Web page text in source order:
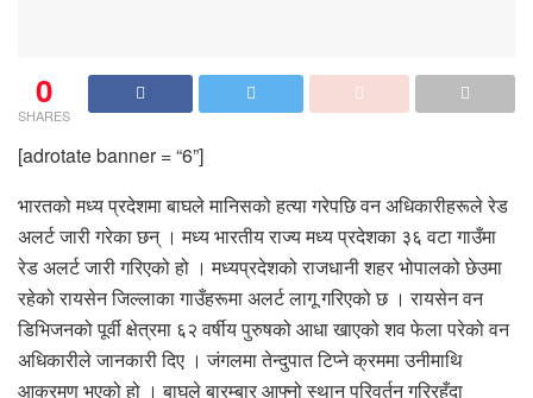
0
SHARES
[adrotate banner = “6”]
भारतको मध्य प्रदेशमा बाघले मानिसको हत्या गरेपछि वन अधिकारीहरूले रेड
अलर्ट जारी गरेका छन् । मध्य भारतीय राज्य मध्य प्रदेशका ३६ वटा गाउँमा
रेड अलर्ट जारी गरिएको हो । मध्यप्रदेशको राजधानी शहर भोपालको छेउमा
रहेको रायसेन जिल्लाका गाउँहरूमा अलर्ट लागू गरिएको छ । रायसेन वन
डिभिजनको पूर्वी क्षेत्रमा ६२ वर्षीय पुरुषको आधा खाएको शव फेला परेको वन
अधिकारीले जानकारी दिए । जंगलमा तेन्दुपात टिप्ने क्रममा उनीमाथि
आक्रमण भएको हो । बाघले बारम्बार आफ्नो स्थान परिवर्तन गरिरहँदा